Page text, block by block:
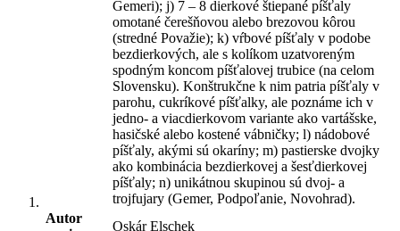
Gemeri); j) 7 – 8 dierkové štiepané píšťaly
omotané čerešňovou alebo brezovou kôrou
(stredné Považie); k) vŕbové píšťaly v podobe
bezdierkových, ale s kolíkom uzatvoreným
spodným koncom píšťalovej trubice (na celom
Slovensku). Konštrukčne k nim patria píšťaly v
parohu, cukríkové píšťalky, ale poznáme ich v
jedno- a viacdierkovom variante ako vartášske,
hasičské alebo kostené vábničky; l) nádobové
píšťaly, akými sú okaríny; m) pastierske dvojky
ako kombinácia bezdierkovej a šesťdierkovej
píšťaly; n) unikátnou skupinou sú dvoj- a
trojfujary (Gemer, Podpoľanie, Novohrad).
Autor
Oskár Elschek